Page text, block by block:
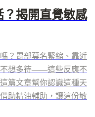
揭開直覺敏感
？胃部莫名緊縮、靠近
不想多待——這些反應不
篇文章幫你認識這種天
助精油輔助，讓這份敏